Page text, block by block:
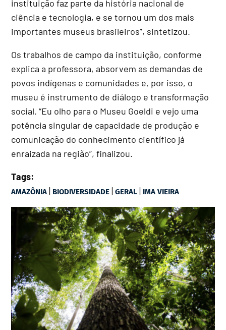
instituição faz parte da história nacional de
ciência e tecnologia, e se tornou um dos mais
importantes museus brasileiros”, sintetizou.
Os trabalhos de campo da instituição, conforme
explica a professora, absorvem as demandas de
povos indígenas e comunidades e, por isso, o
museu é instrumento de diálogo e transformação
social. “Eu olho para o Museu Goeldi e vejo uma
potência singular de capacidade de produção e
comunicação do conhecimento científico já
enraizada na região”, finalizou.
Tags:
AMAZÔNIA | BIODIVERSIDADE |GERAL | IMA VIEIRA